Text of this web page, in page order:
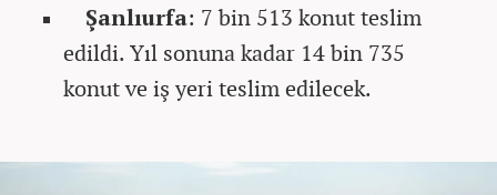
Şanlıurfa: 7 bin 513 konut teslim
edildi. Yıl sonuna kadar 14 bin 735
konut ve iş yeri teslim edilecek.